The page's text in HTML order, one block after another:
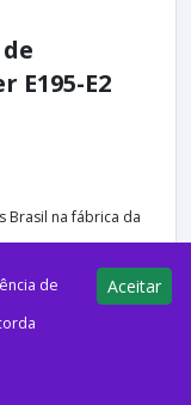
E195-E2
Brasil na fábrica da
começará...
de
Aceitar